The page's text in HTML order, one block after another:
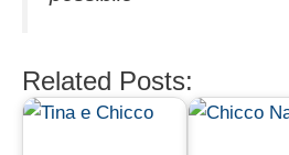
Related Posts: